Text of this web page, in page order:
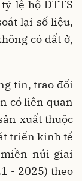
lệ hộ DTTS
lại số liệu,
có đất ở,
tin, trao đổi
có liên quan
xuất thuộc
triển kinh tế
núi giai
- 2025) theo